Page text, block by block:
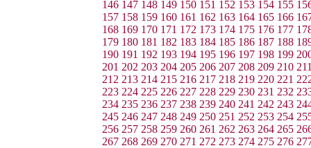
146 147 148 149 150 151 152 153 154 155
157 158 159 160 161 162 163 164 165 166
168 169 170 171 172 173 174 175 176 177
179 180 181 182 183 184 185 186 187 188
190 191 192 193 194 195 196 197 198 199
201 202 203 204 205 206 207 208 209 210
212 213 214 215 216 217 218 219 220 221
223 224 225 226 227 228 229 230 231 232
234 235 236 237 238 239 240 241 242 243
245 246 247 248 249 250 251 252 253 254
256 257 258 259 260 261 262 263 264 265
267 268 269 270 271 272 273 274 275 276